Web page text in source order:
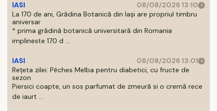
IASI
08/08/2026 13:10
La 170 de ani, Grădina Botanică din Iași are propriul timbru
aniversar
* prima grădină botanică universitară din Romania
implineste 170 d ...
IASI
08/08/2026 13:01
Rețeta zilei: Pêches Melba pentru diabetici, cu fructe de
sezon
Piersici coapte, un sos parfumat de zmeură si o cremă rece
de iaurt ...